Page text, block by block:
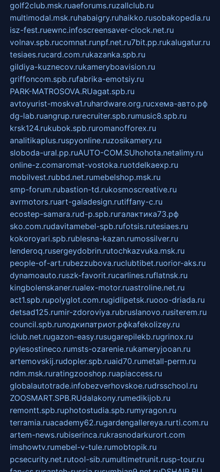
golf2club.msk.ruaeforums.ruzallclub.ru
multimodal.msk.ruhabaigry.ruhaikko.rusobakopedia.ru
isz-fest.ruewnc.infoscreensaver-clock.net.ru
volnav.spb.rucomnat.runpf.net.ru7bit.pp.rukalugatur.ru
tesiaes.rucard.com.rukazanka.spb.ru
gildiya-kuznecov.rukameryboavision.ru
griffoncom.spb.rufabrika-emotsiy.ru
PARK-MATROSOVA.RUagat.spb.ru
avtoyurist-moskva1.ruhardware.org.ruсхема-авто.рф
dg-lab.ruangrup.rurecruiter.spb.rumusic8.spb.ru
krsk124.rukubok.spb.ruromanofforex.ru
analitikaplus.ruspyonline.ruzosikamery.ru
sloboda-ural.pp.ruAUTO-COM.SUhohota.netalimy.ru
online-z.comaromat-vostoka.ruotdelkaexp.ru
mobilvest.rubbd.net.rumebelshop.msk.ru
smp-forum.rubastion-td.rukosmoscreative.ru
avrmotors.ruart-galadesign.rutiffany-c.ru
ecostep-samara.rud-p.spb.ruгалактика73.рф
sko.com.rudavitamebel-spb.rufotsis.rutesiaes.ru
kokoroyari.spb.rublesna-kazan.rumossilver.ru
lenderoq.rusergeydobrin.rutochkazvuka.msk.ru
people-of-art.rubezzubova.ruclubtibet.ruorior-aks.ru
dynamoauto.ruszk-favorit.rucarlines.ruflatnsk.ru
kingbolenskaner.rualex-motor.ruastroline.net.ru
act1.spb.rupolyglot.com.rugidlipetsk.ruooo-driada.ru
detsad125.rumir-zdoroviya.rubruslanovo.rusiterem.ru
council.spb.ruлодкипатриот.рфkafekolizey.ru
iclub.net.rugazon-easy.rusugarepilekb.rugrinox.ru
pylesostineco.rumsts-ozarenie.rukameryjooan.ru
artemovskij.rudopler.spb.ruaid70.rumetall-perm.ru
ndm.msk.ruratingzooshop.ruapiaccess.ru
globalautotrade.infobezverhovskoe.rudrsschool.ru
ZOOSMART.SPB.RUdalakony.rumedikijob.ru
remontt.spb.ruphotostudia.spb.rumyragon.ru
terramia.ruacademy62.rugardengallereya.rurti.com.ru
artem-news.rubiserinca.rukrasnodarkurort.com
imshowtv.rumebel-v-tule.rumobtopik.ru
pcsecurity.net.rutool-sib.rumultimetrunit.rusp-tour.ru